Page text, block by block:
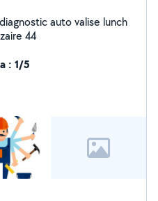
auto valise lunch
44
: 1/5